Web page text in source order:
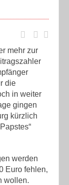
mehr zur
die
in weiter
gingen
kürzlich
werden
Euro fehlen,
wollen.